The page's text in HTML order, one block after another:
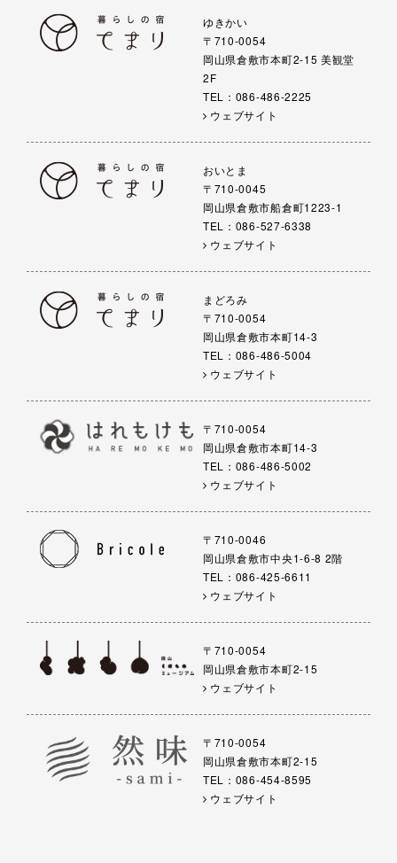
ゆきかい
〒710-0054
岡山県倉敷市本町2-15 美観堂
2F
TEL：086-486-2225
ウェブサイト
おいとま
〒710-0045
岡山県倉敷市船倉町1223-1
TEL：086-527-6338
ウェブサイト
まどろみ
〒710-0054
岡山県倉敷市本町14-3
TEL：086-486-5004
ウェブサイト
〒710-0054
岡山県倉敷市本町14-3
TEL：086-486-5002
ウェブサイト
〒710-0046
岡山県倉敷市中央1-6-8 2階
TEL：086-425-6611
ウェブサイト
〒710-0054
岡山県倉敷市本町2-15
ウェブサイト
〒710-0054
岡山県倉敷市本町2-15
TEL：086-454-8595
ウェブサイト